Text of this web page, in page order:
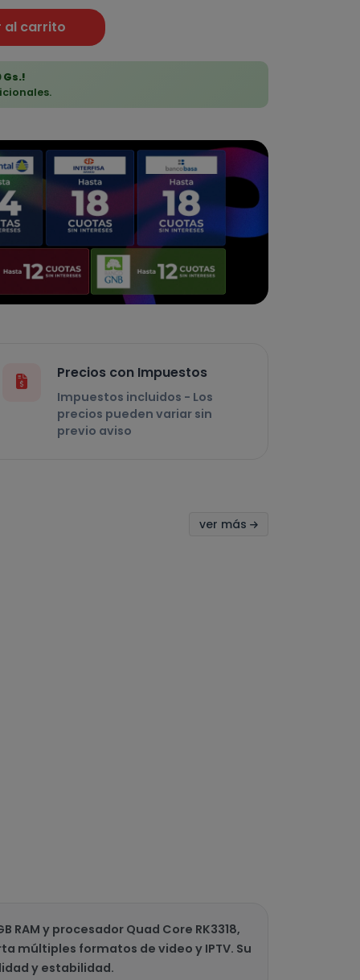
al carrito
Precios con Impuestos
Impuestos incluidos - Los
precios pueden variar sin
previo aviso
ver más
y procesador Quad Core RK3318,
múltiples formatos de video y IPTV. Su
y estabilidad.